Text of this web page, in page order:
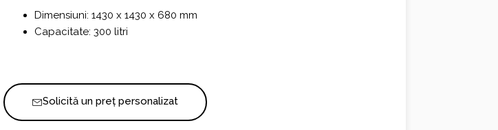
Dimensiuni: 1430 x 1430 x 680 mm
Capacitate: 300 litri
Solicită un preț personalizat